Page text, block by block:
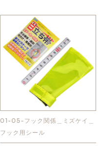
01-05-フック関係＿ミズケイ＿
フック用シール